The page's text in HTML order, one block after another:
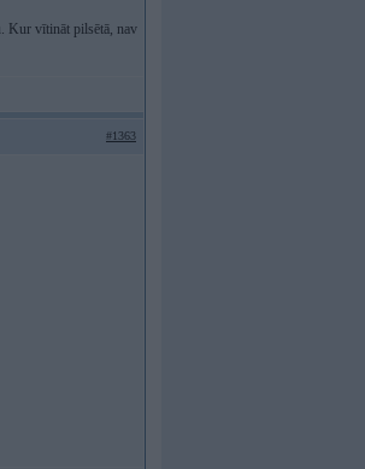
Kur vītināt pilsētā, nav
#1363